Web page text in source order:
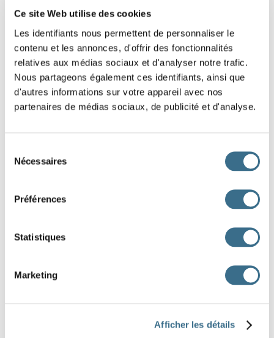
Ce site Web utilise des cookies
Les identifiants nous permettent de personnaliser le
contenu et les annonces, d'offrir des fonctionnalités
relatives aux médias sociaux et d'analyser notre trafic.
Nous partageons également ces identifiants, ainsi que
d'autres informations sur votre appareil avec nos
partenaires de médias sociaux, de publicité et d'analyse.
Nécessaires
Préférences
Statistiques
Marketing
Afficher les détails
Question 1.
dire - Indicatif Passé simple
il
Question 2.
dire - Indicatif Passé simple
je
tu
dire - Indicatif Passé simple